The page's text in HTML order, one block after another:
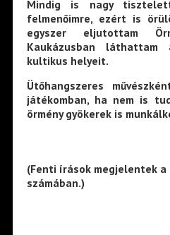
Mindig is nagy
felmenőimre, ezért is
egyszer eljutottam
Kaukázusban láthattam
kultikus helyeit.
Ütőhangszeres
játékomban, ha nem is
örmény gyökerek is
(Fenti írások megjelentek
számában.)